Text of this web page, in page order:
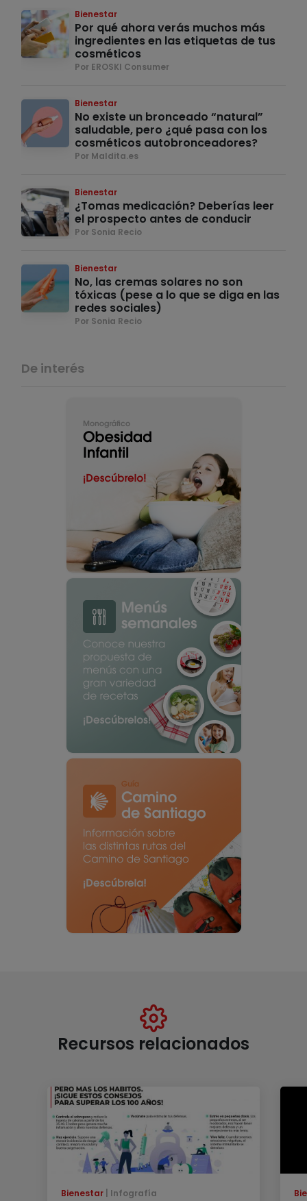
Bienestar
Por qué ahora verás muchos más
ingredientes en las etiquetas de tus
cosméticos
Por EROSKI Consumer
Bienestar
No existe un bronceado “natural”
saludable, pero ¿qué pasa con los
cosméticos autobronceadores?
Por Maldita.es
Bienestar
¿Tomas medicación? Deberías leer
el prospecto antes de conducir
Por Sonia Recio
Bienestar
No, las cremas solares no son
tóxicas (pese a lo que se diga en las
redes sociales)
Por Sonia Recio
De interés
Recursos relacionados
Bienestar Infografía